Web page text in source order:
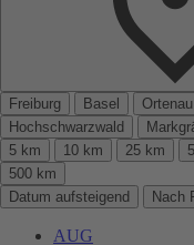
Freiburg
Basel Ortenau
Hochschwarzwald
5 km
10 km 25 km
500 km
Datum aufsteigend
Nach
AUG